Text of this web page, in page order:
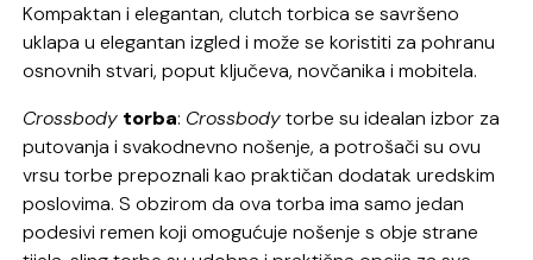
Kompaktan i elegantan, clutch torbica se savršeno
uklapa u elegantan izgled i može se koristiti za pohranu
osnovnih stvari, poput ključeva, novčanika i mobitela.
Crossbody torba: Crossbodytorbe su idealan izbor za
putovanja i svakodnevno nošenje, a potrošači su ovu
vrsu torbe prepoznali kao praktičan dodatak uredskim
poslovima. S obzirom da ova torba ima samo jedan
podesivi remen koji omogućuje nošenje s obje strane